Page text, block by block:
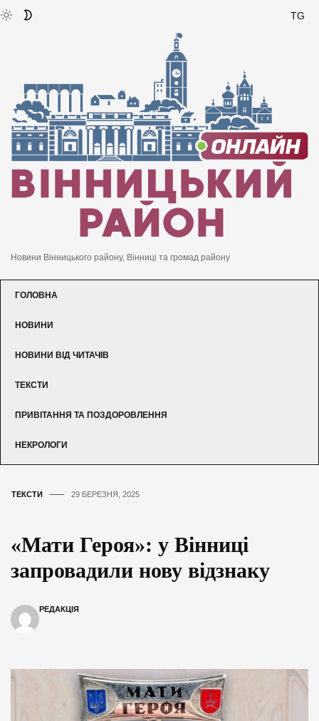
TG
Новини Вінницького району, Вінниці та громад району
ГОЛОВНА
НОВИНИ
НОВИНИ ВІД ЧИТАЧІВ
ТЕКСТИ
ПРИВІТАННЯ ТА ПОЗДОРОВЛЕННЯ
НЕКРОЛОГИ
ТЕКСТИ 29 БЕРЕЗНЯ, 2025
«Мати Героя»: у Вінниці
запровадили нову відзнаку
РЕДАКЦІЯ